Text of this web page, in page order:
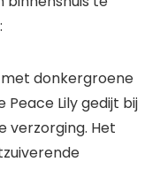
met donkergroene
Lily gedijt bij
verzorging. Het